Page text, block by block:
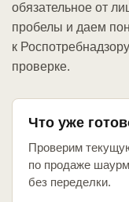
обязательное от
пробелы и даем
к
проверке.
Что уже
Проверим
по продаже
без переделки.